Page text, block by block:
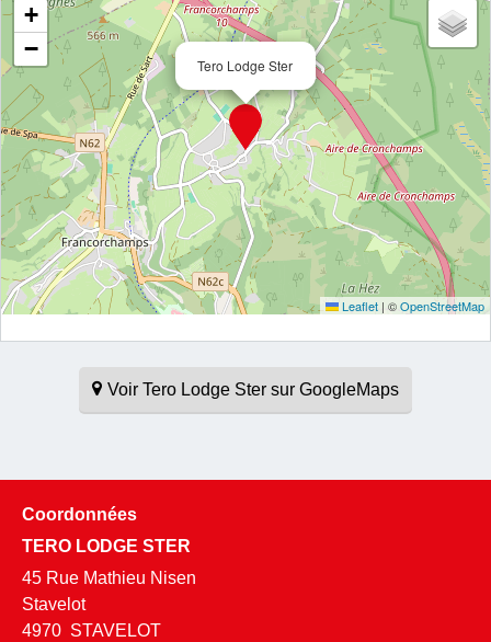
Tero Lodge Ster
+
−
Leaflet | ©OpenStreetMap
Voir Tero Lodge Ster sur GoogleMaps
Coordonnées
TERO LODGE STER
45 Rue Mathieu Nisen
Stavelot
4970 STAVELOT